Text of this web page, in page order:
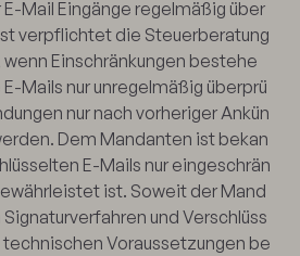
Mail Eingänge regelmäßig über
verpflichtet die Steuerberatung
Einschränkungen bestehe
Mails nur unregelmäßig überprü
nur nach vorheriger Ankün
Dem Mandanten ist bekan
E-Mails nur eingeschrän
ist. Soweit der Mand
und Verschlüss
Voraussetzungen be